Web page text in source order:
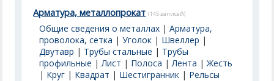
Арматура, металлопрокат (145 записей)
Общие сведения о металлах |Арматура,
проволока, сетка |Уголок | Швеллер |
Двутавр | Трубы стальные | Трубы
профильные |Лист | Полоса |Лента |Жесть
| Круг | Квадрат | Шестигранник | Рельсы